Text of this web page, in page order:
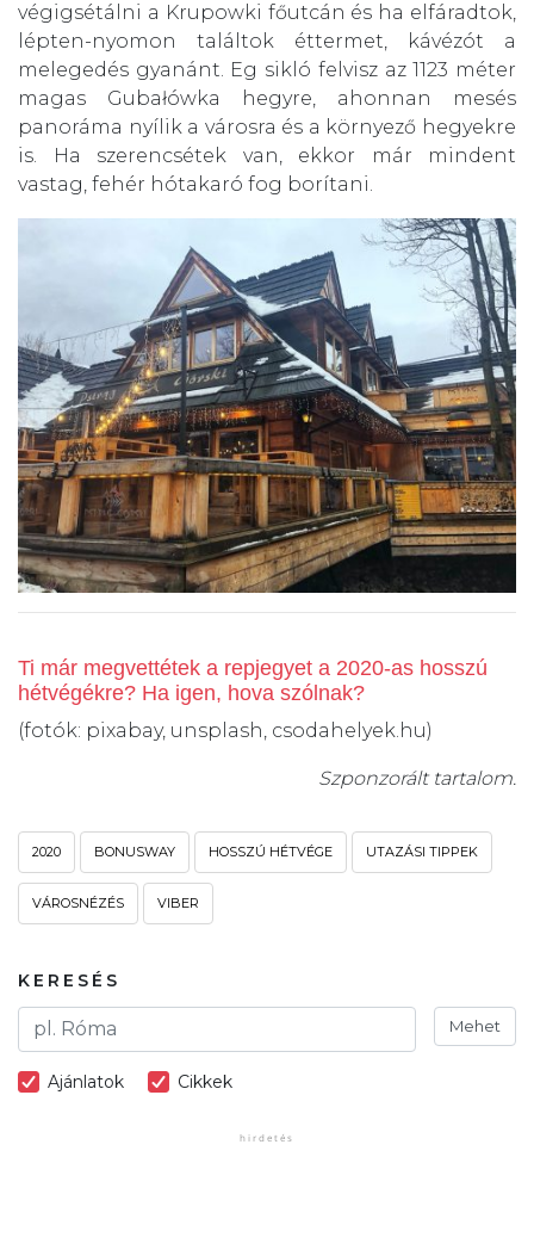
végigsétálni a Krupowki főutcán és ha elfáradtok,
lépten-nyomon találtok éttermet, kávézót a
melegedés gyanánt. Eg sikló felvisz az 1123 méter
magas Gubałówka hegyre, ahonnan mesés
panoráma nyílik a városra és a környező hegyekre
is. Ha szerencsétek van, ekkor már mindent
vastag, fehér hótakaró fog borítani.
Ti már megvettétek a repjegyet a 2020-as hosszú
hétvégékre? Ha igen, hova szólnak?
(fotók: pixabay, unsplash, csodahelyek.hu)
Szponzorált tartalom.
2020 BONUSWAY HOSSZÚ HÉTVÉGE UTAZÁSI TIPPEK
VÁROSNÉZÉS VIBER
KERESÉS
Mehet
Ajánlatok Cikkek